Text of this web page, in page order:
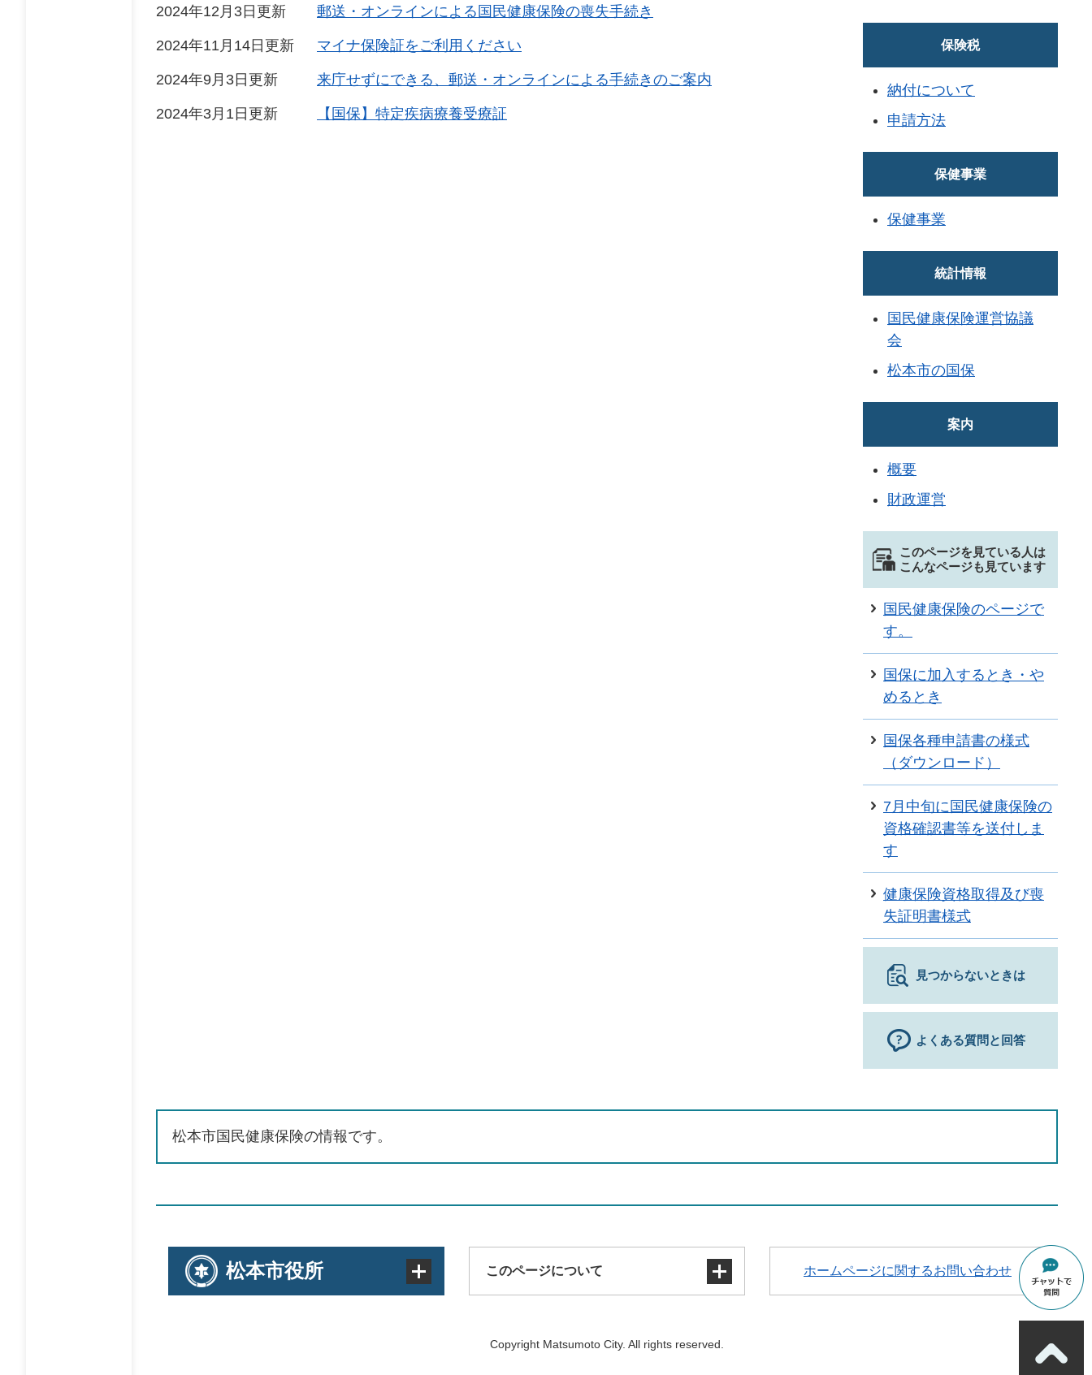
2024年12月3日更新 郵送・オンラインによる国民健康保険の喪失手続き
2024年11月14日更新 マイナ保険証をご利用ください
2024年9月3日更新 来庁せずにできる、郵送・オンラインによる手続きのご案内
2024年3月1日更新 【国保】特定疾病療養受療証
保険税
納付について
申請方法
保健事業
保健事業
統計情報
国民健康保険運営協議
会
松本市の国保
案内
概要
財政運営
このページを見ている人は
こんなページも見ています
国民健康保険のページで
す。
国保に加入するとき・や
めるとき
国保各種申請書の様式
（ダウンロード）
7月中旬に国民健康保険の
資格確認書等を送付しま
す
健康保険資格取得及び喪
失証明書様式
見つからないときは
よくある質問と回答
松本市国民健康保険の情報です。
松本市役所 このページについて
著作権・免責事項・リンク
ホームページに関するお問い合わせ
Copyright Matsumoto City. All rights reserved.